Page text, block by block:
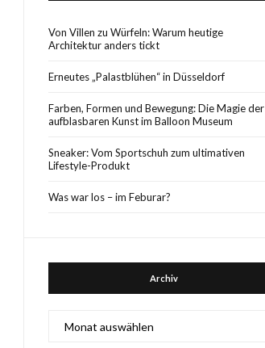
Von Villen zu Würfeln: Warum heutige
Architektur anders tickt
Erneutes „Palastblühen“ in Düsseldorf
Farben, Formen und Bewegung: Die Magie der
aufblasbaren Kunst im Balloon Museum
Sneaker: Vom Sportschuh zum ultimativen
Lifestyle-Produkt
Was war los – im Feburar?
Archiv